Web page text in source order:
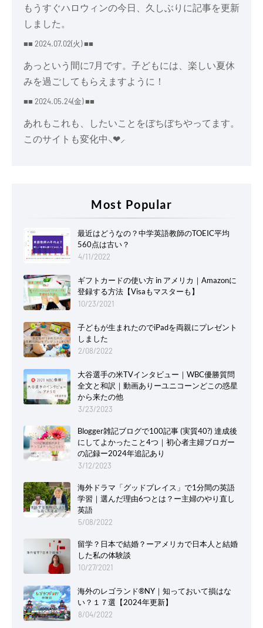
もうすぐハロウィンの今日、久しぶりに記事を更新
しました。
■■ 2024.07.02(火) ■■
あっという間に7月です。子どもには、楽しい夏休
みを過ごしてもらえますように！
■■ 2024.05.24(金) ■■
あれもこれも、したいことをぼちぼちやってます。
このサイトも変化中⸜❤︎⸝
Most Popular
最近はどうなの？中学英語教師のTOEIC平均
560点は古い？
4/11/2022
ギフトカードの使い方 in アメリカ｜Amazonに
登録する方法【Visaもマスターも】
10/23/2021
子どもが生まれたのでiPadを両親にプレゼント
しました
2/08/2022
大谷選手の米TVインタビュー｜WBC優勝質問
全文と和訳｜動画ありーユニコーンどこの惑星
から来たの他
3/23/2023
Blogger雑記ブログで100記事 (実質40?) 達成後
にしてよかったこと4つ｜初心者主婦ブロガー
の記録ー2024年追記あり
3/12/2023
海外ドラマ「グッドプレイス」で1分間の英語
学習｜選んだ理由6つとは？ー主婦のやり直し
英語
5/08/2022
留学？日本で結婚？ーアメリカで日本人と結婚
した私の体験談
10/27/2021
海外のレゴランド®NY｜知っておいて損はな
い？１７選【2024年更新】
8/04/2022
Home About Privacy Policy Contact Us
Copyright © 2026キラリなひびを｜平凡移住ありのまま